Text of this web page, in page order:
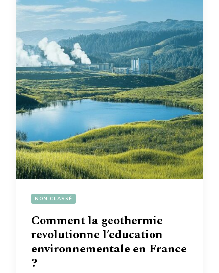
NON CLASSÉ
Comment la geothermie
revolutionne l’education
environnementale en France
?